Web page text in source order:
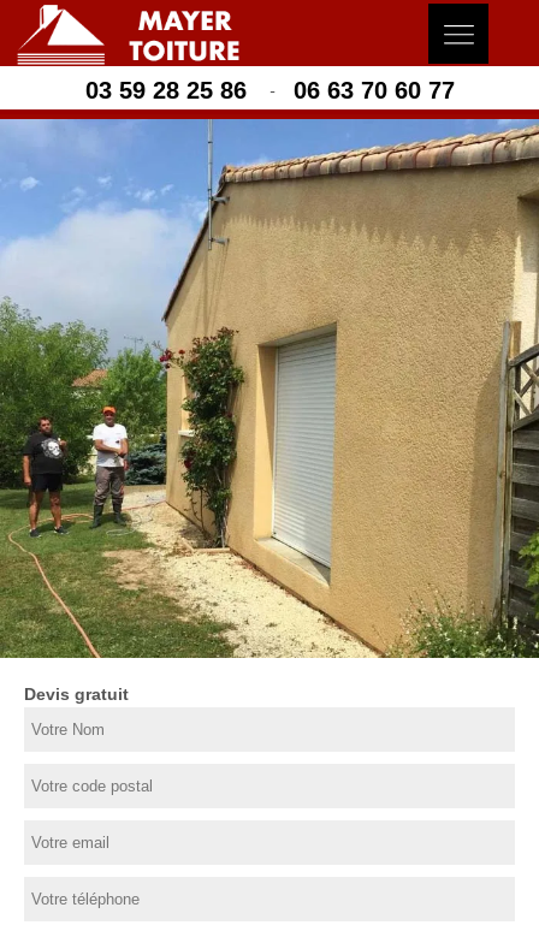
03 59 28 25 86 - 06 63 70 60 77
Devis gratuit